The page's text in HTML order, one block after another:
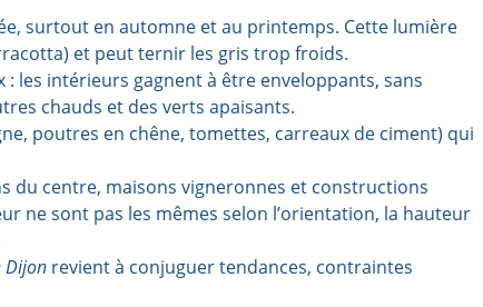
surtout en automne et au printemps. Cette lumière
et peut ternir les gris trop froids.
les intérieurs gagnent à être enveloppants, sans
chauds et des verts apaisants.
poutres en chêne, tomettes, carreaux de ciment) qui
du centre, maisons vigneronnes et constructions
ne sont pas les mêmes selon l’orientation, la hauteur
Dijon revient à conjuguer tendances, contraintes